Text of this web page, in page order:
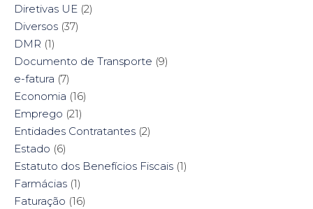
Diretivas UE (2)
Diversos (37)
DMR (1)
Documento de Transporte (9)
e-fatura (7)
Economia (16)
Emprego (21)
Entidades Contratantes (2)
Estado (6)
Estatuto dos Benefícios Fiscais (1)
Farmácias (1)
Faturação (16)